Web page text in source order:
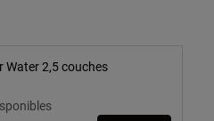
Water 2,5 couches